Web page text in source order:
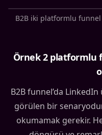
B2B iki platformlu
Örnek 2 platformlu
B2B funnel’da LinkedIn
görülen bir
okumamak gerekir.